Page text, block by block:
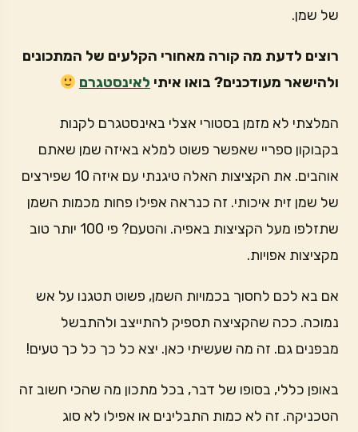
של שמן.
רוצים לדעת מה קורה מאחורי הקלעים של המתכונים
ולהישאר מעודכנים? בואו איתי לאינסטגרם
המלצתי לא מזמן בסטורי אצלי באינסטגרם לקנות
בקבוקון ספריי שאפשר פשוט למלא באיזה שמן שאתם
אוהבים. את הקציצות האלה טיגנתי עם איזה 10 שפירצים
של שמן זית איכותי. זה כנראה אפילו פחות מכמות השמן
שתזלפו מעל הקציצות באפיה. והטעם? פי 100 יותר טוב
מקציצות אפויות.
אם בא לכם לחסוך בכמויות השמן, פשוט תטגנו על אש
נמוכה. ככה שהקציצה תספיק להתייצב ולהתבשל
מבפנים גם. זה מה שעשיתי כאן. יצא כל כך כל כך טעים!
באופן כללי, בסופו של דבר, בכל מתכון מה שהכי חשוב זה
הטכניקה. זה לא כמות התבלינים או אפילו לא סוג